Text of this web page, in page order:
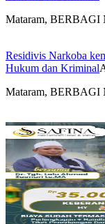
Mataram, BERBAGI
Residivis Narkoba
Hukum dan Kriminal
Mataram,